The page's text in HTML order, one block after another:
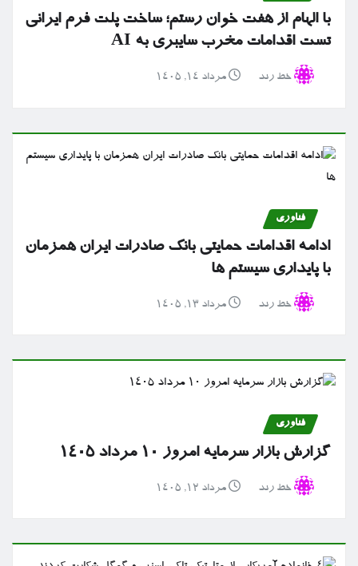
با الهام از هفت خوان رستم؛ ساخت پلت فرم ایرانی
تست اقدامات مخرب سایبری به AI
خط رند مرداد ۱۴, ۱۴۰۵
فناوری
ادامه اقدامات حمایتی بانک صادرات ایران همزمان
با پایداری سیستم ها
خط رند مرداد ۱۳, ۱۴۰۵
فناوری
گزارش بازار سرمایه امروز ۱۰ مرداد ۱۴۰۵
خط رند مرداد ۱۲, ۱۴۰۵